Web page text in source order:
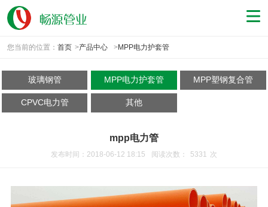
您当前的位置： 首页 >产品中心 >MPP电力护套管
玻璃钢管 MPP电力护套管 MPP塑钢复合管
CPVC电力管 其他
mpp电力管
发布时间：2018-06-12 18:15 阅读次数： 5331 次